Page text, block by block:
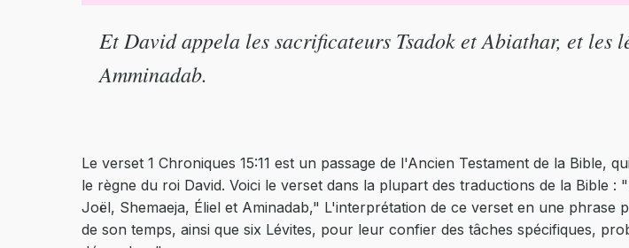
Et David appela les sacrificateurs Tsadok et Abiathar, et
Amminadab.
Le verset 1 Chroniques 15:11 est un passage de l'Ancien Testament de la
le règne du roi David. Voici le verset dans la plupart des traductions de la Bible
Joël, Shemaeja, Éliel et Aminadab," L'interprétation de ce verset en une
de son temps, ainsi que six Lévites, pour leur confier des tâches spécifiques,